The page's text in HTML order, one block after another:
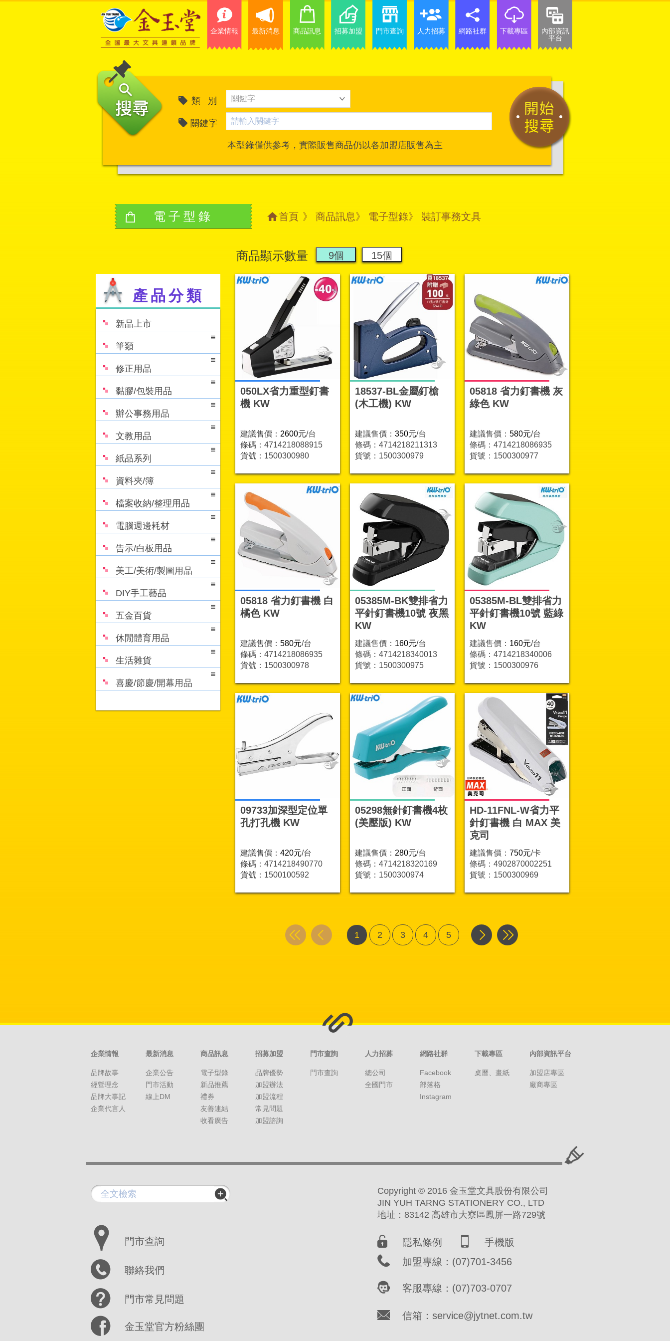
企業情報 最新消息 商品訊息 招募加盟 門市查詢 人力招募 網路社群 下載專區
內部資訊
平台
類 別
關鍵字
本型錄僅供參考，實際販售商品仍以各加盟店販售為主
電子型錄 首頁 》 商品訊息》 電子型錄》 裝訂事務文具
產品分類
新品上市
筆類
修正用品
黏膠/包裝用品
辦公事務用品
文教用品
紙品系列
資料夾/簿
檔案收納/整理用品
電腦週邊耗材
告示/白板用品
美工/美術/製圖用品
DIY手工藝品
五金百貨
休閒體育用品
生活雜貨
喜慶/節慶/開幕用品
商品顯示數量
050LX省力重型釘書
機 KW
建議售價： 2600元/台
條碼：4714218088915
貨號：1500300980
18537-BL金屬釘槍
(木工機) KW
建議售價： 350元/台
條碼：4714218211313
貨號：1500300979
05818 省力釘書機 灰
綠色 KW
建議售價： 580元/台
條碼：4714218086935
貨號：1500300977
05818 省力釘書機 白
橘色 KW
建議售價： 580元/台
條碼：4714218086935
貨號：1500300978
05385M-BK雙排省力
平針釘書機10號 夜黑
KW
建議售價： 160元/台
條碼：4714218340013
貨號：1500300975
05385M-BL雙排省力
平針釘書機10號 藍綠
KW
建議售價： 160元/台
條碼：4714218340006
貨號：1500300976
09733加深型定位單
孔打孔機 KW
建議售價： 420元/台
條碼：4714218490770
貨號：1500100592
05298無針釘書機4枚
(美壓版) KW
建議售價： 280元/台
條碼：4714218320169
貨號：1500300974
HD-11FNL-W省力平
針釘書機 白 MAX 美
克司
建議售價： 750元/卡
條碼：4902870002251
貨號：1500300969
1 2 3 4 5
企業情報
品牌故事
經營理念
品牌大事記
企業代言人
最新消息
企業公告
門市活動
線上DM
商品訊息
電子型錄
新品推薦
禮券
友善連結
收看廣告
招募加盟
品牌優勢
加盟辦法
加盟流程
常見問題
加盟諮詢
門市查詢
門市查詢
人力招募
總公司
全國門市
網路社群
Facebook
部落格
Instagram
下載專區
桌曆、畫紙
內部資訊平台
加盟店專區
廠商專區
門市查詢
聯絡我們
門市常見問題
金玉堂官方粉絲團
Copyright © 2016 金玉堂文具股份有限公司
JIN YUH TARNG STATIONERY CO., LTD
地址：83142 高雄市大寮區鳳屏一路729號
隱私條例
手機版
加盟專線：(07)701-3456
客服專線：(07)703-0707
信箱：service@jytnet.com.tw